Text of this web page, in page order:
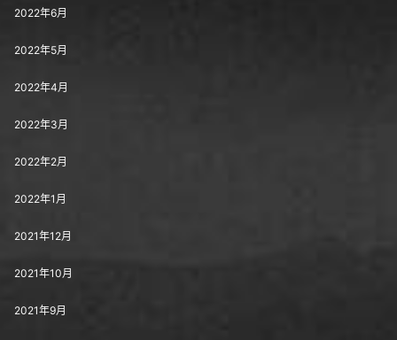
2022年6月
2022年5月
2022年4月
2022年3月
2022年2月
2022年1月
2021年12月
2021年10月
2021年9月